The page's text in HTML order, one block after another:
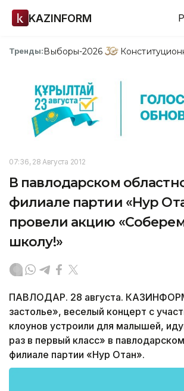
KAZINFORM
Тренды:Выборы-2026
07:36, 28 Августа 2012
В павлодарском
филиале партии «Нур
провели акцию
школу!»
ПАВЛОДАР. 28 августа.
застолье», веселый концерт с
клоунов устроили для малышей,
раз в первый класс» в
филиале партии «Нур Отан».